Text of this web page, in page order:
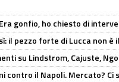
gonfio, ho chiesto di
il pezzo forte di Lucca non è
su Lindstrom, Cajuste,
contro il Napoli. Mercato? Ci